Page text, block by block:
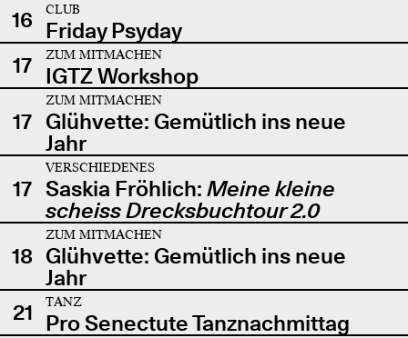
16
CLUB
Friday Psyday
17
ZUM MITMACHEN
IGTZ Workshop
17
ZUM MITMACHEN
Glühvette: Gemütlich ins neue
Jahr
17
VERSCHIEDENES
Saskia Fröhlich: Meine kleine
scheiss Drecksbuchtour 2.0
18
ZUM MITMACHEN
Glühvette: Gemütlich ins neue
Jahr
21
TANZ
Pro Senectute Tanznachmittag